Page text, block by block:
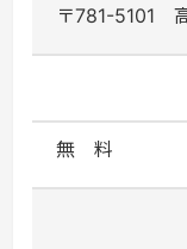
〒781-5101
無 料